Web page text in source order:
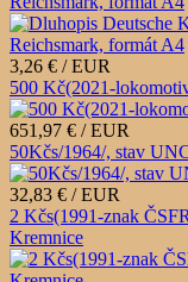
3,26 € / EUR
500 Kč(2021-
651,97 € / EUR
50Kčs/1964/, stav
32,83 € / EUR
2 Kčs(1991-znak
Kremnice